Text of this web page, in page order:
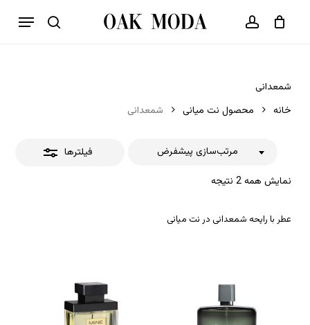
جستجو حساب کاربری
فهرست
سبد خرید بستن
شمعدانی
خانه
محصول نت میانی شمعدانی
فیلترها
نمایش همه 2 نتیجه
مرتب‌سازی پیشفرض
بستن
عطر با رایحه شمعدانی در نت میانی